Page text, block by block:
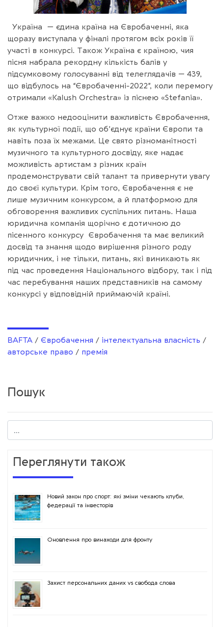
Україна — єдина країна на Євробаченні, яка
щоразу виступала у фіналі протягом всіх років її
участі в конкурсі. Також Україна є країною, чия
пісня набрала рекордну кількість балів у
підсумковому голосуванні від телеглядачів — 439,
що відбулось на “Євробаченні-2022”, коли перемогу
отримали «Kalush Orchestra» із піснею «Stefania».
Отже важко недооцінити важливість Євробачення,
як культурної події, що об’єднує країни Європи та
навіть поза їх межами. Це свято різноманітності
музичного та культурного досвіду, яке надає
можливість артистам з різних країн
продемонструвати свій талант та привернути увагу
до своєї культури. Крім того, Євробачення є не
лише музичним конкурсом, а й платформою для
обговорення важливих суспільних питань. Наша
юридична компанія щорічно є дотичною до
пісенного конкурсу Євробачення та має великий
досвід та знання щодо вирішення різного роду
юридичних, і не тільки, питань, які виникають як
під час проведення Національного відбору, так і під
час перебування наших представників на самому
конкурсі у відповідній приймаючій країні.
BAFTA / Євробачення / інтелектуальна власність /
авторське право / премія
Пошук
Переглянути також
Новий закон про спорт: які зміни чекають клуби,
федерації та інвесторів
Оновлення про винаходи для фронту
Захист персональних даних vs свобода слова